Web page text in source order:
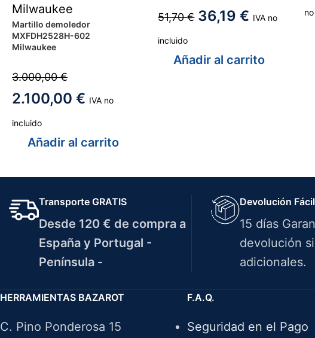
Martillo demoledor
MXFDH2528H-602
Milwaukee
3.000,00€
2.100,00 € IVA no
incluido
Añadir al carrito
51,70€ 36,19€ IVA no
incluido
Añadir al carrito
Transporte GRATIS
Desde 120 € de compra a
España y Portugal -
Península -
Devolución Fácil
15 días
devolución
adicionales.
HERRAMIENTAS BAZAROT
C. Pino Ponderosa 15
F.A.Q.
Seguridad en el Pago